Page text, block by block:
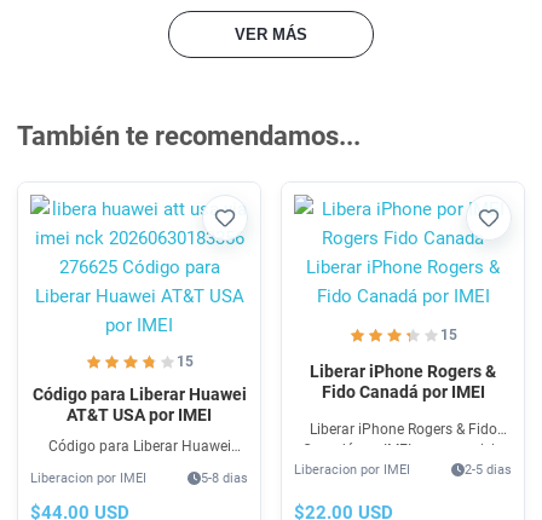
VER MÁS
También te recomendamos...
Favorito
15
Código para Liberar Huawei
AT&T USA por IMEI
Código para Liberar Huawei
Cambio de Operadora GSM.
Compra Unlock SIM por Código
Liberacion por IMEI 5-8 dias
$44.00 USD
15
Liberar iPhone Rogers &
Fido Canadá por IMEI
Liberar iPhone Rogers & Fido
Canadá por IMEI es un servicio
rápido, económico y bastante
iPhone Rogers & Fido Canadá
Liberacion por IMEI 2-5 dias
$22.00 USD